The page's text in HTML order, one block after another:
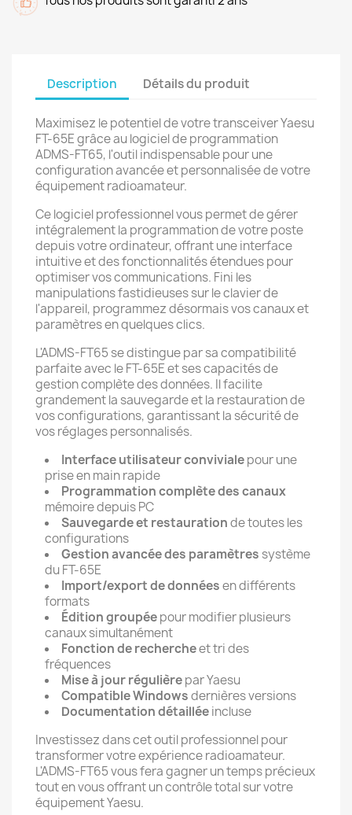
Description Détails du produit
Maximisez le potentiel de votre transceiver Yaesu
FT-65E grâce au logiciel de programmation
ADMS-FT65, l'outil indispensable pour une
configuration avancée et personnalisée de votre
équipement radioamateur.
Ce logiciel professionnel vous permet de gérer
intégralement la programmation de votre poste
depuis votre ordinateur, offrant une interface
intuitive et des fonctionnalités étendues pour
optimiser vos communications. Fini les
manipulations fastidieuses sur le clavier de
l'appareil, programmez désormais vos canaux et
paramètres en quelques clics.
L'ADMS-FT65 se distingue par sa compatibilité
parfaite avec le FT-65E et ses capacités de
gestion complète des données. Il facilite
grandement la sauvegarde et la restauration de
vos configurations, garantissant la sécurité de
vos réglages personnalisés.
Interface utilisateur convivialepour une
prise en main rapide
Programmation complète des canaux
mémoire depuis PC
Sauvegarde et restaurationde toutes les
configurations
Gestion avancée des paramètres système
du FT-65E
Import/export de donnéesen différents
formats
Édition groupéepour modifier plusieurs
canaux simultanément
Fonction de rechercheet tri des
fréquences
Mise à jour régulièrepar Yaesu
Compatible Windowsdernières versions
Documentation détailléeincluse
Investissez dans cet outil professionnel pour
transformer votre expérience radioamateur.
L'ADMS-FT65 vous fera gagner un temps précieux
tout en vous offrant un contrôle total sur votre
équipement Yaesu.